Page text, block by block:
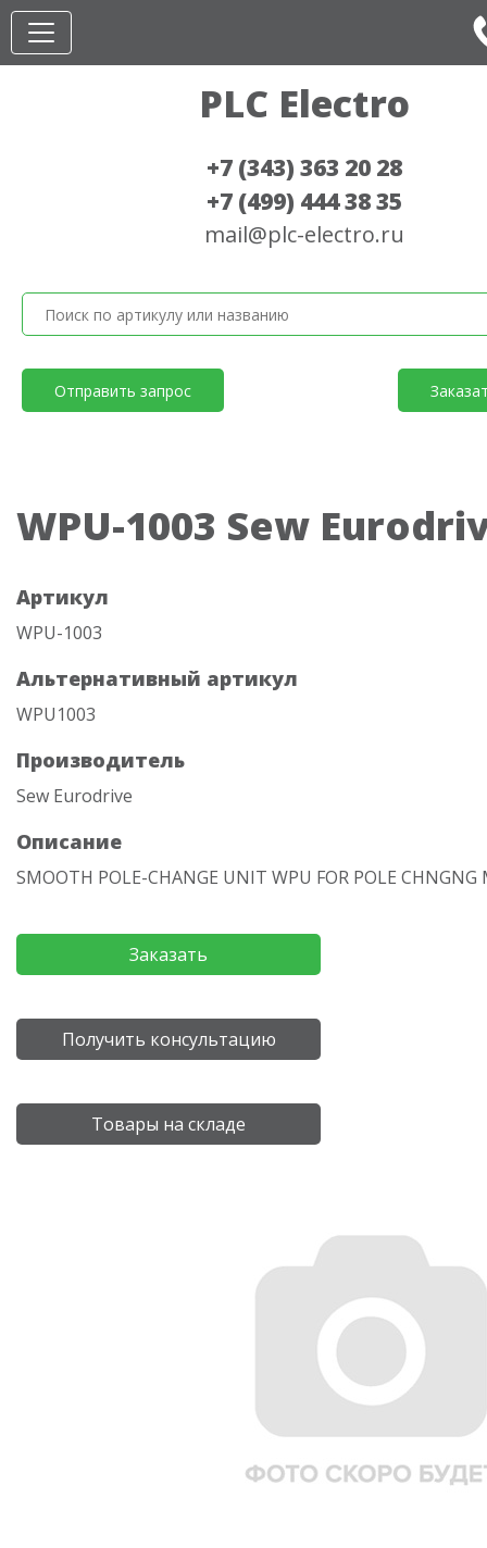
PLC Electro
+7 (343) 363 20 28
+7 (499) 444 38 35
mail@plc-electro.ru
Отправить запрос
WPU-1003 Sew
Артикул
WPU-1003
Альтернативный артикул
WPU1003
Производитель
Sew Eurodrive
Описание
SMOOTH POLE-CHANGE UNIT WPU FOR POLE CHNGNG
Заказать
Получить консультацию
Товары на складе